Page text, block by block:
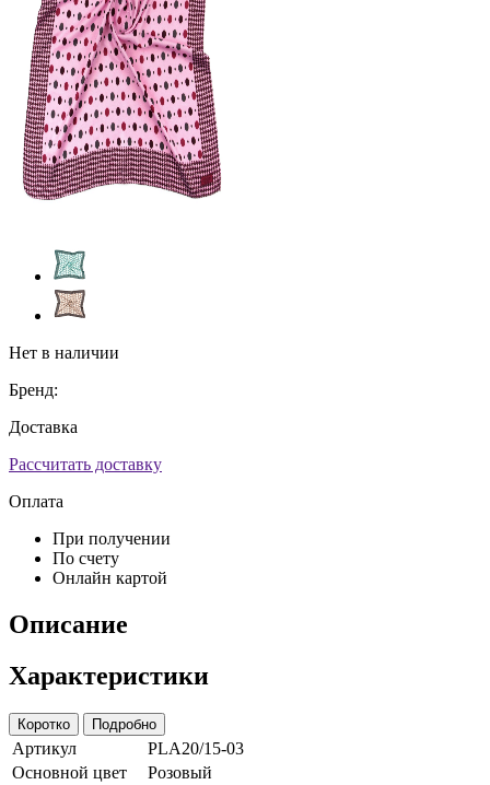
Оптом
Цвет:Розовый
Нет в наличии
Бренд:
Доставка
Рассчитать доставку
Оплата
При получении
По счету
Онлайн картой
Описание
Характеристики
Коротко Подробно
Артикул
PLA20/15-03
Основной цвет
Розовый